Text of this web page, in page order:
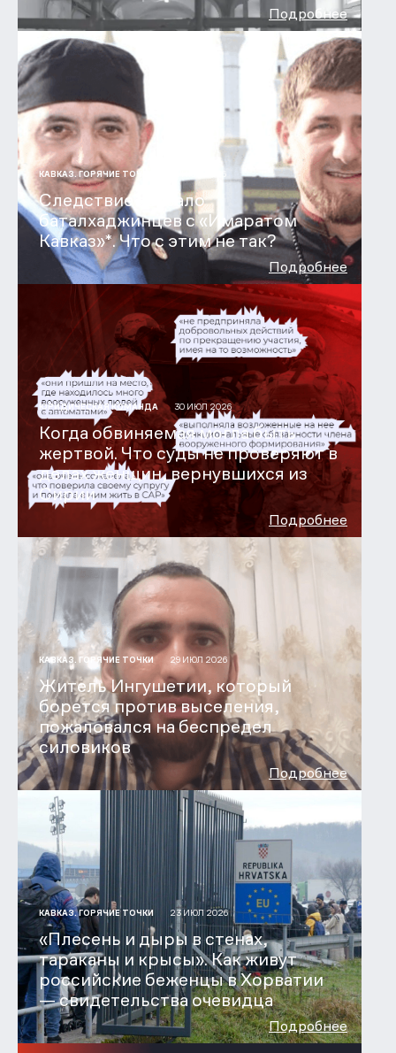
Подробнее
КАВКАЗ. ГОРЯЧИЕ ТОЧКИ 31 ИЮЛ 2026
Следствие связало
баталхаджинцев с «Имаратом
Кавказ»*. Что с этим не так?
Подробнее
ЮРИДИЧЕСКАЯ КОМАНДА 30 ИЮЛ 2026
Когда обвиняемая могла быть
жертвой. Что суды не проверяют в
делах женщин, вернувшихся из
Сирии
Подробнее
КАВКАЗ. ГОРЯЧИЕ ТОЧКИ 29 ИЮЛ 2026
Житель Ингушетии, который
борется против выселения,
пожаловался на беспредел
силовиков
Подробнее
КАВКАЗ. ГОРЯЧИЕ ТОЧКИ 23 ИЮЛ 2026
«Плесень и дыры в стенах,
тараканы и крысы». Как живут
российские беженцы в Хорватии
— свидетельства очевидца
Подробнее